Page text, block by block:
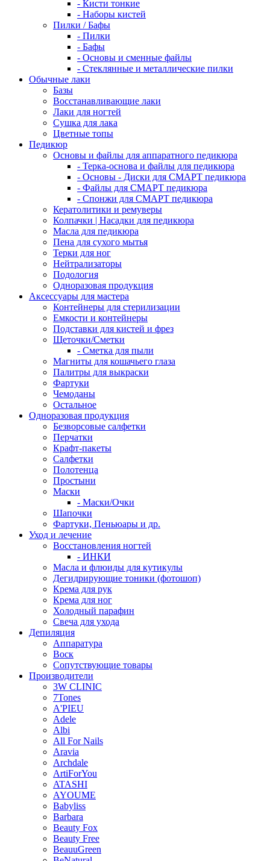
- Кисти тонкие
- Наборы кистей
Пилки / Бафы
- Пилки
- Бафы
- Основы и сменные файлы
- Стеклянные и металлические пилки
Обычные лаки
Базы
Восстанавливающие лаки
Лаки для ногтей
Сушка для лака
Цветные топы
Педикюр
Основы и файлы для аппаратного педикюра
- Терка-основа и файлы для педикюра
- Основы - Диски для СМАРТ педикюра
- Файлы для СМАРТ педикюра
- Спонжи для СМАРТ педикюра
Кератолитики и ремуверы
Колпачки | Насадки для педикюра
Масла для педикюра
Пена для сухого мытья
Терки для ног
Нейтрализаторы
Подология
Одноразовая продукция
Аксессуары для мастера
Контейнеры для стерилизации
Емкости и контейнеры
Подставки для кистей и фрез
Щеточки/Сметки
- Сметка для пыли
Магниты для кошачьего глаза
Палитры для выкраски
Фартуки
Чемоданы
Остальное
Одноразовая продукция
Безворсовые салфетки
Перчатки
Крафт-пакеты
Салфетки
Полотенца
Простыни
Маски
- Маски/Очки
Шапочки
Фартуки, Пеньюары и др.
Уход и лечение
Восстановления ногтей
- ИНКИ
Масла и флюиды для кутикулы
Дегидрирующие тоники (фотошоп)
Крема для рук
Крема для ног
Холодный парафин
Свеча для ухода
Депиляция
Аппаратура
Воск
Сопутствующие товары
Производители
3W CLINIC
7Tones
A'PIEU
Adele
Albi
All For Nails
Aravia
Archdale
ArtiForYou
ATASHI
AYOUME
Babyliss
Barbara
Beauty Fox
Beauty Free
BeauuGreen